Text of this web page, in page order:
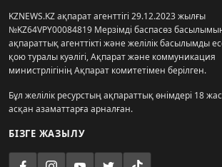
KZNEWS.KZ ақпарат агенттігі 29.12.2023 жылғы
№KZ64VPY00084819 Мерзімді баспасөз
ақпараттық агенттікті және желілік басылымды
қою туралы куәлігі, Ақпарат және коммуникация
министрлігінің Ақпарат комитетімен берілген.
Бұл желілік ресурстың ақпараттық өнімдері 18
асқан азаматтарға арналған.
БІЗГЕ ЖАЗЫЛУ